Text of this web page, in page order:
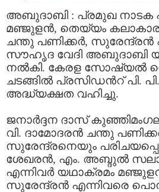
അബുദാബി : പ്രമുഖ നാടക
മഞ്ജുളന്‍, തെയ്യം
ചന്തു പണിക്കര്‍, സുരേന്ദ്രന്‍
സൗഹൃദ വേദി അബുദാബി
നല്‍കി. കേരള സോഷ്യല്‍
ചടങ്ങില്‍ പ്രസിഡന്‍റ് പി.
അദ്ധ്യക്ഷത വഹിച്ചു.
ജനാര്‍ദ്ദന ദാസ്
വി. ദാമോദരന്‍ ചന്തു
സുരേന്ദ്രനെയും
ശേഖരന്‍, എം. അബ്ദുല്‍
എന്നിവര്‍ യഥാക്രമം
സുരേന്ദ്രന്‍ എന്നിവരെ